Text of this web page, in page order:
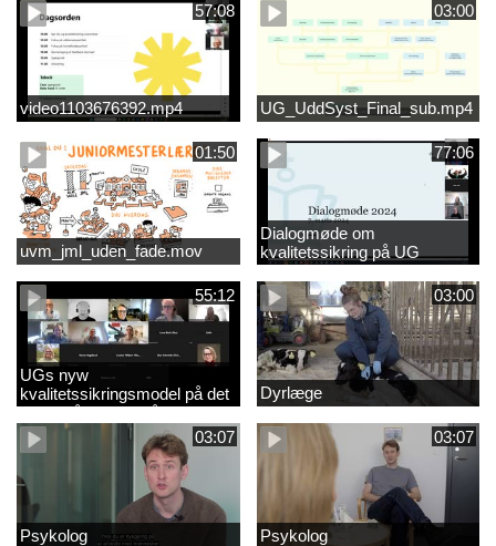
57:08
video1103676392.mp4
03:00
UG_UddSyst_Final_sub.mp4
01:50
uvm_jml_uden_fade.mov
77:06
Dialogmøde om
kvalitetssikring på UG
55:12
UGs nyw
kvalitetssikringsmodel på det
videregående område
03:00
Dyrlæge
03:07
Psykolog
03:07
Psykolog